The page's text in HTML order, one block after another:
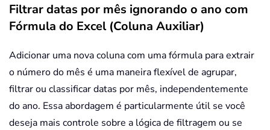
Filtrar datas por mês ignorando o ano com
Fórmula do Excel (Coluna Auxiliar)
Adicionar uma nova coluna com uma fórmula para extrair
o número do mês é uma maneira flexível de agrupar,
filtrar ou classificar datas por mês, independentemente
do ano. Essa abordagem é particularmente útil se você
deseja mais controle sobre a lógica de filtragem ou se